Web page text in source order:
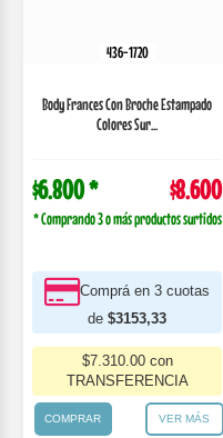
436-1720
Body Frances Con Broche Estampado
Colores Sur...
$6.800 * $8.600
* Comprando 3 o más productos surtidos
Comprá en 3 cuotas
de $3153,33
$7.310.00 con
TRANSFERENCIA
COMPRAR VER MÁS